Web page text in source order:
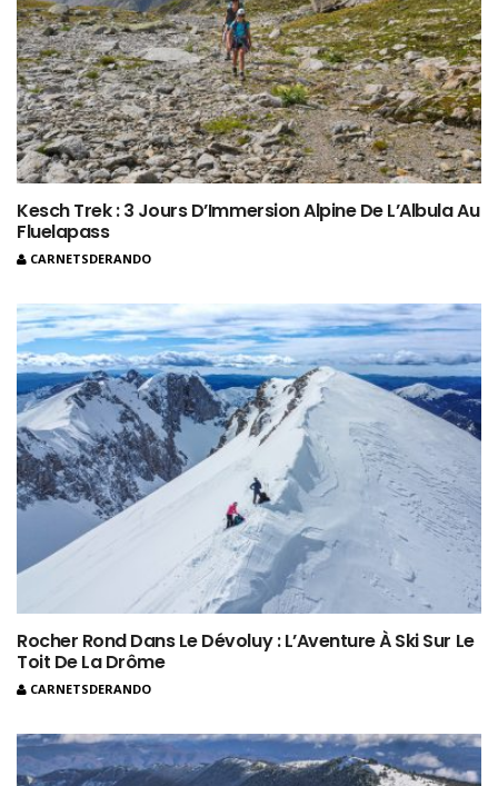
Kesch Trek : 3 Jours D’Immersion Alpine De L’Albula Au
Fluelapass
CARNETSDERANDO
Rocher Rond Dans Le Dévoluy : L’Aventure À Ski Sur Le
Toit De La Drôme
CARNETSDERANDO